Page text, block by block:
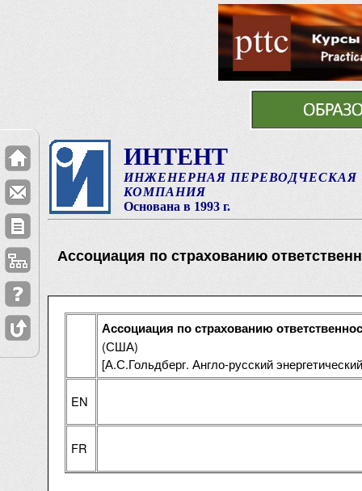
ИНТЕНТ
ИНЖЕНЕРНАЯ ПЕРЕВОДЧЕСКАЯ
КОМПАНИЯ
Основана в 1993 г.
Ассоциация по страхованию
Ассоциация по страхованию
(США)
[А.С.Гольдберг. Англо-русский
EN
FR